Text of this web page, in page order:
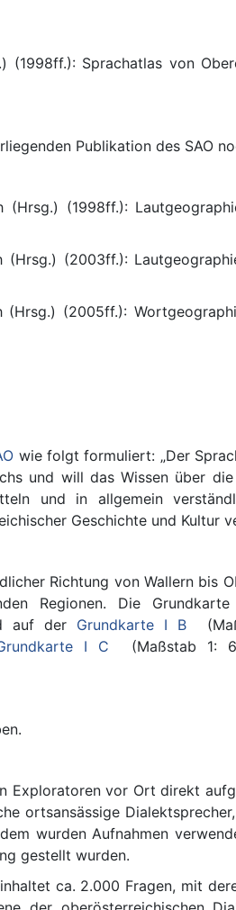
Sprachatlas von
Publikation des SAO
(1998ff.):
(2003ff.):
(2005ff.):
wie folgt formuliert: „Der
und will das Wissen über
und in allgemein
Geschichte und Kultur
Richtung von Wallern bis
Regionen. Die
auf der Grundkarte I B
I C (Maßstab 1:
Exploratoren vor Ort direkt
ortsansässige
wurden Aufnahmen
gestellt wurden.
ca. 2.000 Fragen, mit